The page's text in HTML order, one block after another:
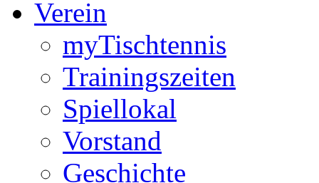
Verein
myTischtennis
Trainingszeiten
Spiellokal
Vorstand
Geschichte